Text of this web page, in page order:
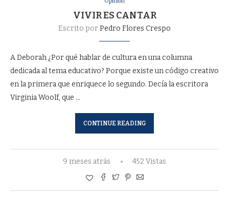
VIVIR ES CANTAR
Escrito porPedro Flores Crespo
A Deborah ¿Por qué hablar de cultura en una columna
dedicada al tema educativo? Porque existe un código creativo
en la primera que enriquece lo segundo. Decía la escritora
Virginia Woolf, que …
CONTINUE READING
9 meses atrás 452 Vistas